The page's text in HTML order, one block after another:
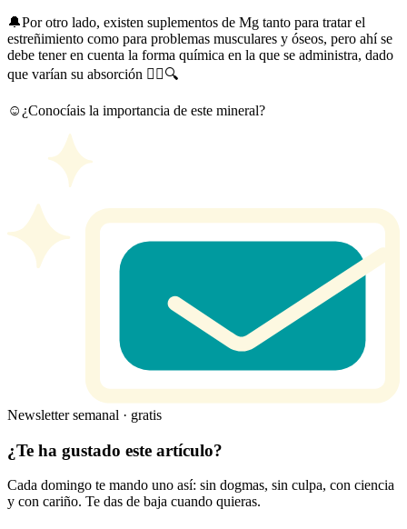
🔔Por otro lado, existen suplementos de Mg tanto para tratar el
estreñimiento como para problemas musculares y óseos, pero ahí se
debe tener en cuenta la forma química en la que se administra, dado
que varían su absorción 🕵🏽🔍
☺️¿Conocíais la importancia de este mineral?
Newsletter semanal · gratis
¿Te ha gustado este artículo?
Cada domingo te mando uno así: sin dogmas, sin culpa, con ciencia
y con cariño. Te das de baja cuando quieras.